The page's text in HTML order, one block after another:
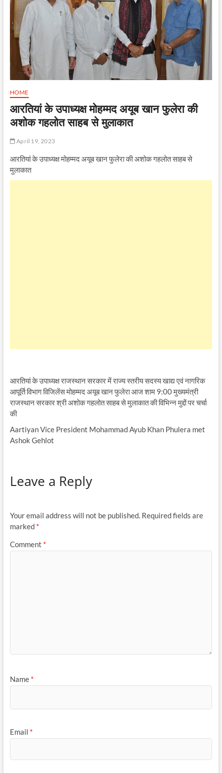
HOME
आरतियां के उपाध्यक्ष मोहम्मद अयूब खान फुलेरा की
अशोक गहलोत साहब से मुलाकात
April 19, 2023
आरतियां के उपाध्यक्ष मोहम्मद अयूब खान फुलेरा की अशोक गहलोत साहब से
मुलाकात
आरतियां के उपाध्यक्ष राजस्थान सरकार में राज्य स्तरीय सदस्य खाद्य एवं नागरिक
आपूर्ति विभाग विजिलेंस मोहम्मद अयूब खान फुलेरा आज शाम 9:00 मुख्यमंत्री
राजस्थान सरकार श्री अशोक गहलोत साहब से मुलाकात की विभिन्न मुद्दों पर चर्चा
की
Aartiyan Vice President Mohammad Ayub Khan Phulera met
Ashok Gehlot
Leave a Reply
Your email address will not be published. Required fields are
marked *
Comment *
Name *
Email *